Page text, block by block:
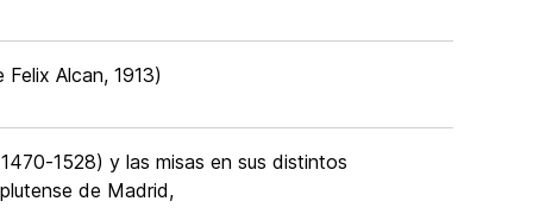
Alcan, 1913)
1528) y las misas en sus distintos
de Madrid,